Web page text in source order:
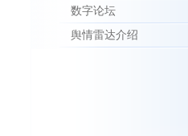
数字论坛
舆情雷达介绍